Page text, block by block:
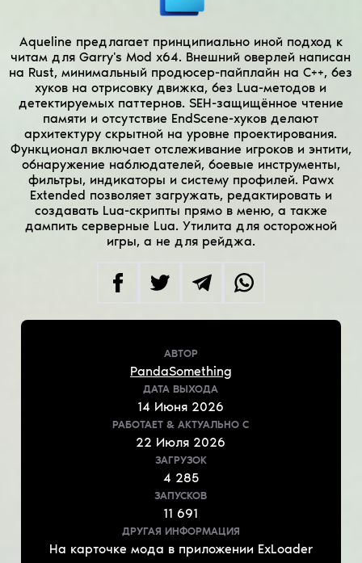
Aqueline предлагает принципиально иной подход к
читам для Garry's Mod x64. Внешний оверлей написан
на Rust, минимальный продюсер-пайплайн на C++, без
хуков на отрисовку движка, без Lua-методов и
детектируемых паттернов. SEH-защищённое чтение
памяти и отсутствие EndScene-хуков делают
архитектуру скрытной на уровне проектирования.
Функционал включает отслеживание игроков и энтити,
обнаружение наблюдателей, боевые инструменты,
фильтры, индикаторы и систему профилей. Pawx
Extended позволяет загружать, редактировать и
создавать Lua-скрипты прямо в меню, а также
дампить серверные Lua. Утилита для осторожной
игры, а не для рейджа.
АВТОР
PandaSomething
ДАТА ВЫХОДА
14 Июня 2026
РАБОТАЕТ & АКТУАЛЬНО С
22 Июля 2026
ЗАГРУЗОК
4 285
ЗАПУСКОВ
11 691
ДРУГАЯ ИНФОРМАЦИЯ
На карточке мода в приложении ExLoader